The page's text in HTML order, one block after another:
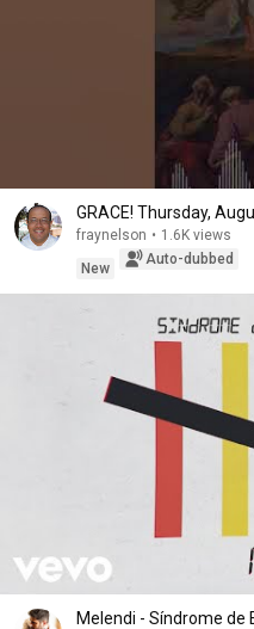
GRACE! Thursday,
fraynelson • 1.6K views
New
Auto-dubbed
Melendi - Síndrome de